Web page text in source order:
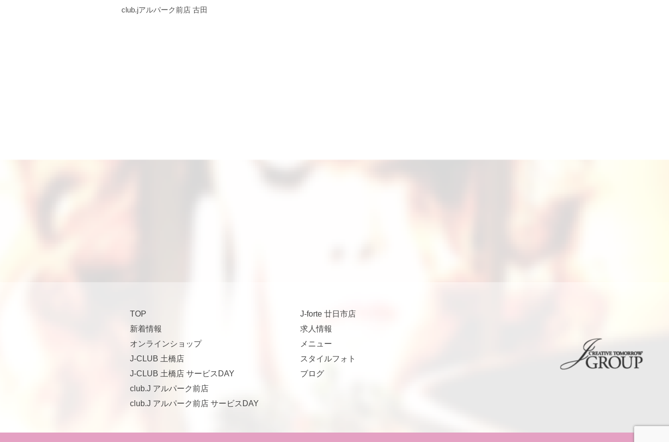
club.jアルパーク前店 古田
TOP
新着情報
オンラインショップ
J-CLUB 土橋店
J-CLUB 土橋店 サービスDAY
club.J アルパーク前店
club.J アルパーク前店 サービスDAY
J-forte 廿日市店
求人情報
メニュー
スタイルフォト
ブログ